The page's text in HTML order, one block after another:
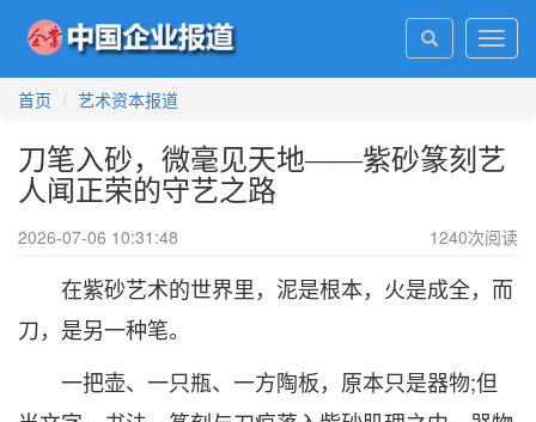
首页
艺术资本报道
刀笔入砂，微毫见天地——紫砂篆刻艺
人闻正荣的守艺之路
2026-07-06 10:31:48 1240次阅读
在紫砂艺术的世界里，泥是根本，火是成全，而
刀，是另一种笔。
一把壶、一只瓶、一方陶板，原本只是器物;但